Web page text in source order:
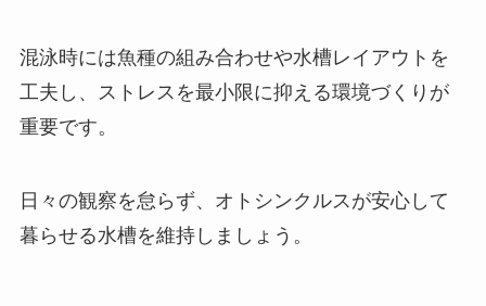
混泳時には魚種の組み合わせや水槽レイアウトを
工夫し、ストレスを最小限に抑える環境づくりが
重要です。
日々の観察を怠らず、オトシンクルスが安心して
暮らせる水槽を維持しましょう。